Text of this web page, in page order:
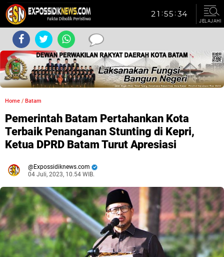
JELAJAHI
Home / Batam
Pemerintah Batam Pertahankan Kota
Terbaik Penanganan Stunting di Kepri,
Ketua DPRD Batam Turut Apresiasi
Expossidiknews.com
04 Juli, 2023, 10.54 WIB.